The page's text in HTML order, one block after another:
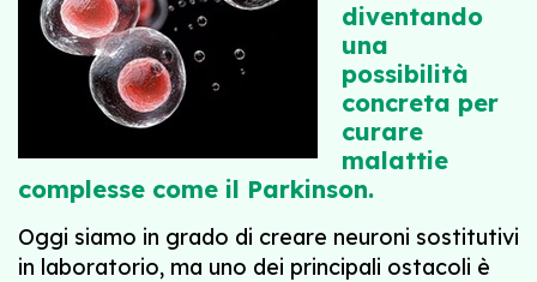
diventando
una
possibilità
concreta per
curare
malattie
complesse come il Parkinson.
Oggi siamo in grado di creare neuroni sostitutivi
in laboratorio, ma uno dei principali ostacoli è